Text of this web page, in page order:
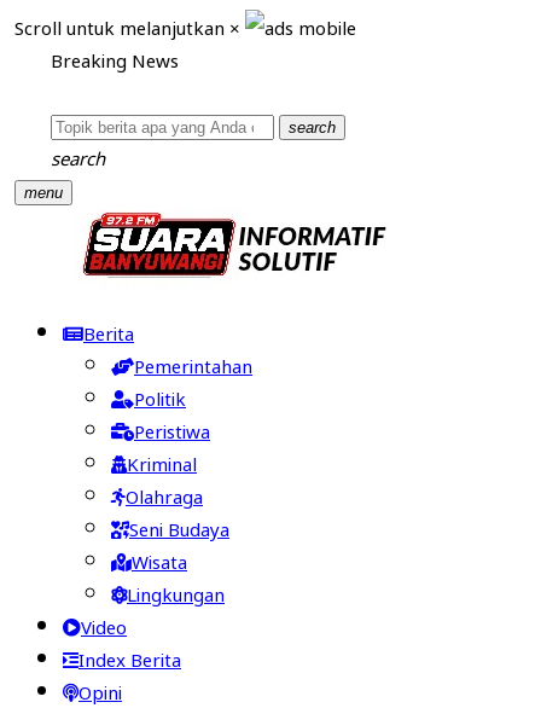
Scroll untuk melanjutkan ×
Breaking News
search
search
menu
Berita
Pemerintahan
Politik
Peristiwa
Kriminal
Olahraga
Seni Budaya
Wisata
Lingkungan
Video
Index Berita
Opini